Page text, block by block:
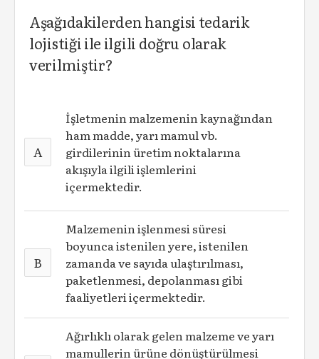
Aşağıdakilerden hangisi tedarik
lojistiği ile ilgili doğru olarak
verilmiştir?
A
İşletmenin malzemenin kaynağından
ham madde, yarı mamul vb.
girdilerinin üretim noktalarına
akışıyla ilgili işlemlerini
içermektedir.
B
Malzemenin işlenmesi süresi
boyunca istenilen yere, istenilen
zamanda ve sayıda ulaştırılması,
paketlenmesi, depolanmasıgibi
faaliyetleri içermektedir.
Ağırlıklı olarak gelen malzeme ve yarı
mamullerin ürüne dönüştürülmesi